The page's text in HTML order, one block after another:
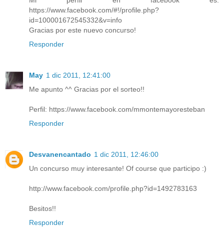
https://www.facebook.com/#!/profile.php?
id=100001672545332&v=info
Gracias por este nuevo concurso!
Responder
May 1 dic 2011, 12:41:00
Me apunto ^^ Gracias por el sorteo!!
Perfil: https://www.facebook.com/mmontemayoresteban
Responder
Desvanencantado 1 dic 2011, 12:46:00
Un concurso muy interesante! Of course que participo :)
http://www.facebook.com/profile.php?id=1492783163
Besitos!!
Responder